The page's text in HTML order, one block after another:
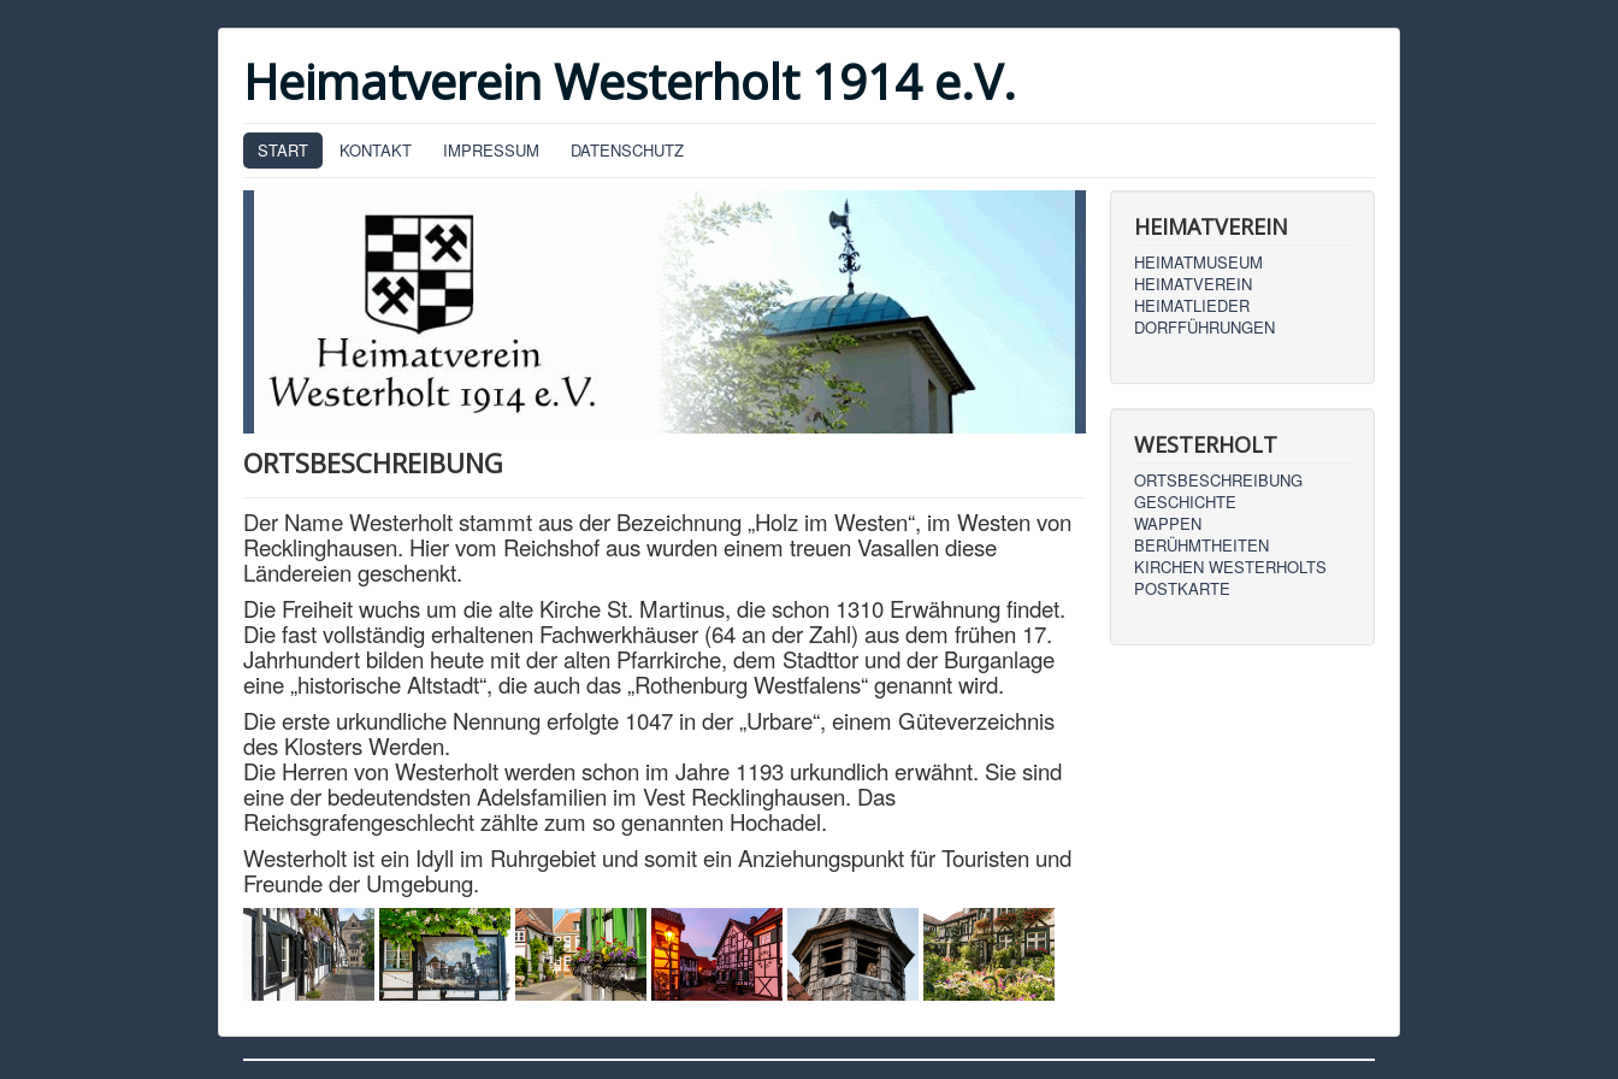
Heimatverein Westerholt 1914 e.V.
START KONTAKT IMPRESSUM DATENSCHUTZ
ORTSBESCHREIBUNG
Der Name Westerholt stammt aus der Bezeichnung „Holz im Westen“, im Westen von
Recklinghausen. Hier vom Reichshof aus wurden einem treuen Vasallen diese
Ländereien geschenkt.
Die Freiheit wuchs um die alte Kirche St. Martinus, die schon 1310 Erwähnung findet.
Die fast vollständig erhaltenen Fachwerkhäuser (64 an der Zahl) aus dem frühen 17.
Jahrhundert bilden heute mit der alten Pfarrkirche, dem Stadttor und der Burganlage
eine „historische Altstadt“, die auch das „Rothenburg Westfalens“ genannt wird.
Die erste urkundliche Nennung erfolgte 1047 in der „Urbare“, einem Güteverzeichnis
des Klosters Werden.
Die Herren von Westerholt werden schon im Jahre 1193 urkundlich erwähnt. Sie sind
eine der bedeutendsten Adelsfamilien im Vest Recklinghausen. Das
Reichsgrafengeschlecht zählte zum so genannten Hochadel.
Westerholt ist ein Idyll im Ruhrgebiet und somit ein Anziehungspunkt für Touristen und
Freunde der Umgebung.
HEIMATVEREIN
HEIMATMUSEUM
HEIMATVEREIN
HEIMATLIEDER
DORFFÜHRUNGEN
WESTERHOLT
ORTSBESCHREIBUNG
GESCHICHTE
WAPPEN
BERÜHMTHEITEN
KIRCHEN WESTERHOLTS
POSTKARTE